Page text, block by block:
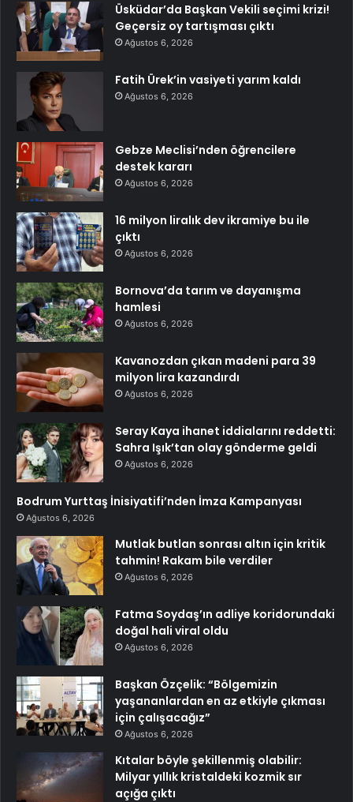
Üsküdar’da Başkan Vekili seçimi krizi!
Geçersiz oy tartışması çıktı
Ağustos 6, 2026
Fatih Ürek’in vasiyeti yarım kaldı
Ağustos 6, 2026
Gebze Meclisi’nden öğrencilere
destek kararı
Ağustos 6, 2026
16 milyon liralık dev ikramiye bu ile
çıktı
Ağustos 6, 2026
Bornova’da tarım ve dayanışma
hamlesi
Ağustos 6, 2026
Kavanozdan çıkan madeni para 39
milyon lira kazandırdı
Ağustos 6, 2026
Seray Kaya ihanet iddialarını reddetti:
Sahra Işık’tan olay gönderme geldi
Ağustos 6, 2026
Bodrum Yurttaş İnisiyatifi’nden İmza Kampanyası
Ağustos 6, 2026
Mutlak butlan sonrası altın için kritik
tahmin! Rakam bile verdiler
Ağustos 6, 2026
Fatma Soydaş’ın adliye koridorundaki
doğal hali viral oldu
Ağustos 6, 2026
Başkan Özçelik: “Bölgemizin
yaşananlardan en az etkiyle çıkması
için çalışacağız”
Ağustos 6, 2026
Kıtalar böyle şekillenmiş olabilir:
Milyar yıllık kristaldeki kozmik sır
açığa çıktı